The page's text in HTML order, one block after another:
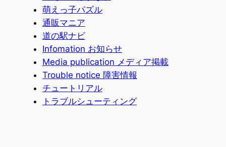
萌えっ子パズル
通販マニア
道の駅ナビ
Infomation お知らせ
Media publication メディア掲載
Trouble notice 障害情報
チュートリアル
トラブルシューティング